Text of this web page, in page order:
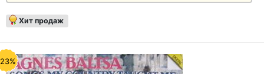
Хит продаж